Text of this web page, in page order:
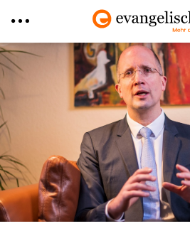
Direkt
zum
Inhalt